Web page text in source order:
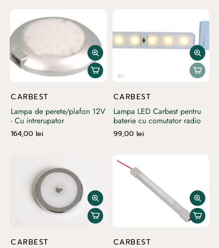
CARBEST
Lampa de perete/plafon 12V
- Cu intrerupator
164,00 lei
CARBEST
Lampa LED Carbest pentru
baterie cu comutator radio
99,00 lei
CARBEST CARBEST